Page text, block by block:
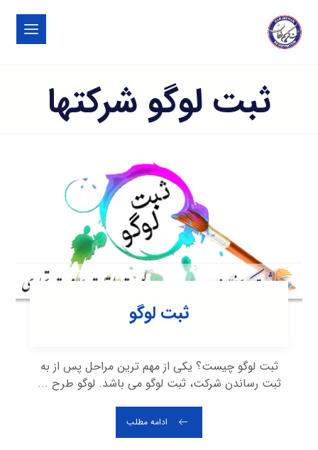
ثبت لوگو شرکتها
ثبت لوگو
ثبت لوگو چیست؟ یکی از مهم ترین مراحل پس از به
ثبت رساندن شرکت، ثبت لوگو می باشد. لوگو طرح ...
ادامه مطلب